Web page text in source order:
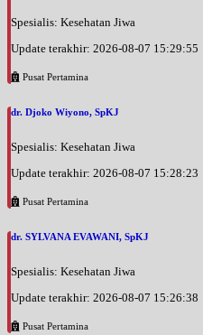
Spesialis: Kesehatan Jiwa
Update terakhir: 2026-08-07 15:29:55
Pusat Pertamina
dr. Djoko Wiyono, SpKJ
Spesialis: Kesehatan Jiwa
Update terakhir: 2026-08-07 15:28:23
Pusat Pertamina
dr. SYLVANA EVAWANI, SpKJ
Spesialis: Kesehatan Jiwa
Update terakhir: 2026-08-07 15:26:38
Pusat Pertamina